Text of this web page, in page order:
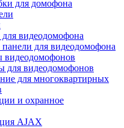
для домофона
видеодомофона
для видеодомофона
видеодомофонов
для видеодомофонов
для многоквартирных
и охранное
AJAX